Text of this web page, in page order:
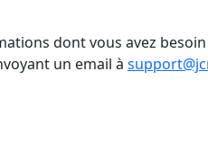
dont vous avez besoin
un email à